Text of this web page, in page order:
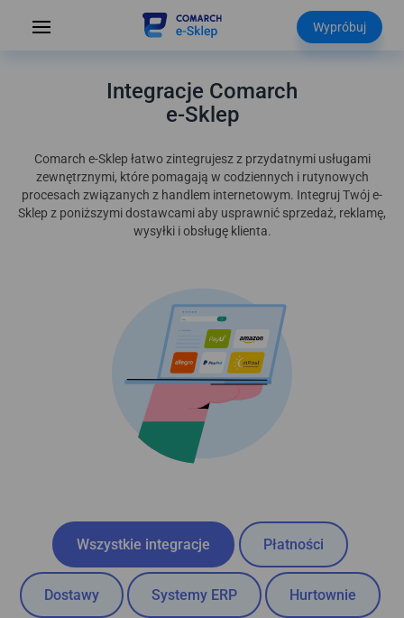
Wypróbuj
Integracje Comarch
e-Sklep
Comarch e-Sklep łatwo zintegrujesz z przydatnymi usługami
zewnętrznymi, które pomagają w codziennych i rutynowych
procesach związanych z handlem internetowym. Integruj Twój e-
Sklep z poniższymi dostawcami aby usprawnić sprzedaż, reklamę,
wysyłki i obsługę klienta.
Wszystkie integracje Płatności
Dostawy Systemy ERP Hurtownie